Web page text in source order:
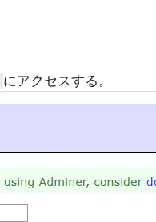
にアクセスする。